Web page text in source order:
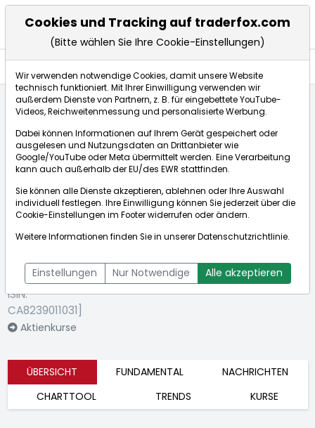
Börse:
International
[WKN: 901547 |
ISIN:
CA8239011031]
Aktienkurse
Bid:0,105€Ask:0,105€
ÜBERSICHT FUNDAMENTAL
NACHRICHTEN
CHARTTOOL
TRENDS KURSE
Cookies und Tracking auf traderfox.com
(Bitte wählen Sie Ihre Cookie-Einstellungen)
Wir verwenden notwendige Cookies, damit unsere Website
technisch funktioniert. Mit Ihrer Einwilligung verwenden wir
außerdem Dienste von Partnern, z. B. für eingebettete YouTube-
Videos, Reichweitenmessung und personalisierte Werbung.
Dabei können Informationen auf Ihrem Gerät gespeichert oder
ausgelesen und Nutzungsdaten an Drittanbieter wie
Google/YouTube oder Meta übermittelt werden. Eine Verarbeitung
kann auch außerhalb der EU/des EWR stattfinden.
Sie können alle Dienste akzeptieren, ablehnen oder Ihre Auswahl
individuell festlegen. Ihre Einwilligung können Sie jederzeit über die
Cookie-Einstellungen im Footer widerrufen oder ändern.
Weitere Informationen finden Sie in unsererDatenschutzrichtlinie.
Einstellungen Nur Notwendige Alle akzeptieren